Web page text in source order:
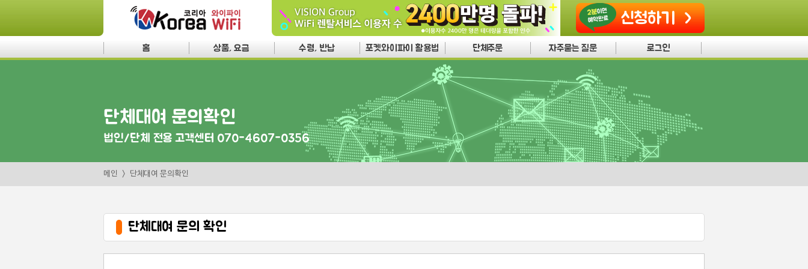
신청하기
홈 상품, 요금 수령, 반납 포켓와이파이 활용법 단체주문 자주묻는 질문 로그인
단체대여 문의확인
법인/단체 전용 고객센터 070-4607-0356
메인 단체대여 문의확인
단체대여 문의 확인